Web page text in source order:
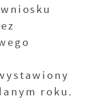
roku.